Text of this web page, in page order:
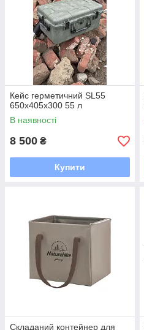
Кейс герметичний SL55
650х405х300 55 л
В наявності
8 500 ₴
Купити
Складаний контейнер для